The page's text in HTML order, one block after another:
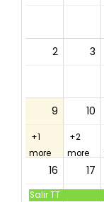
2 3
9 10
+1
more
+2
more
16 17
Salir TT